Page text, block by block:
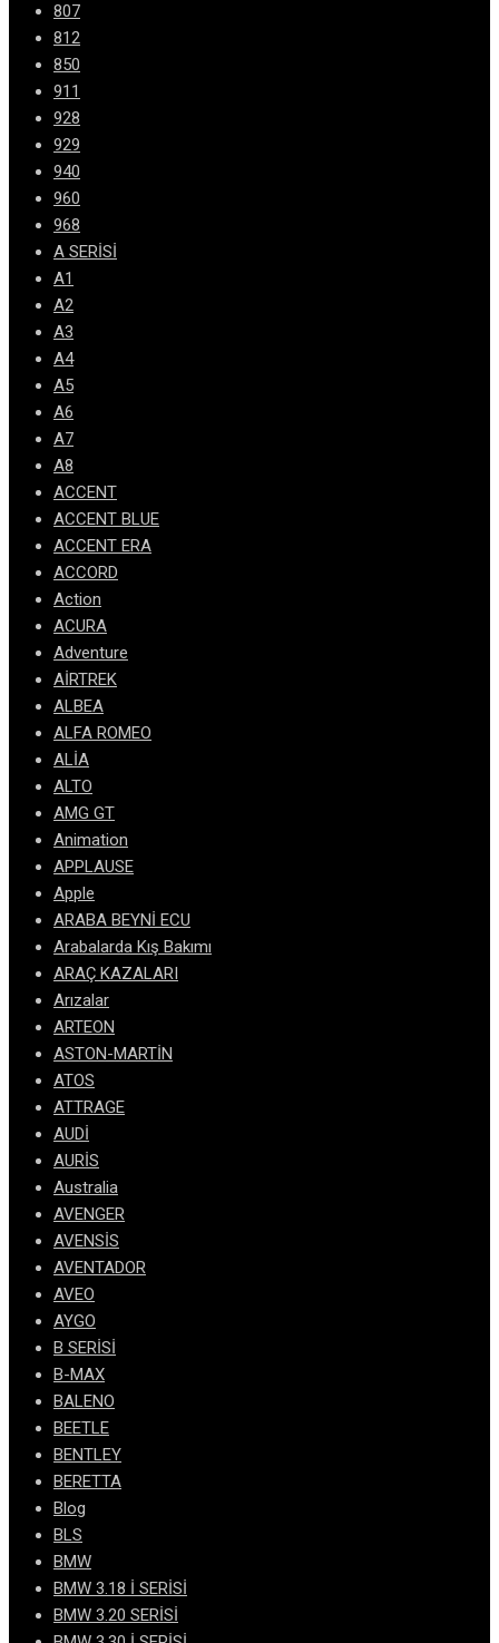
807
812
850
911
928
929
940
960
968
A SERİSİ
A1
A2
A3
A4
A5
A6
A7
A8
ACCENT
ACCENT BLUE
ACCENT ERA
ACCORD
Action
ACURA
Adventure
AİRTREK
ALBEA
ALFA ROMEO
ALİA
ALTO
AMG GT
Animation
APPLAUSE
Apple
ARABA BEYNİ ECU
Arabalarda Kış Bakımı
ARAÇ KAZALARI
Arızalar
ARTEON
ASTON-MARTİN
ATOS
ATTRAGE
AUDİ
AURİS
Australia
AVENGER
AVENSİS
AVENTADOR
AVEO
AYGO
B SERİSİ
B-MAX
BALENO
BEETLE
BENTLEY
BERETTA
Blog
BLS
BMW
BMW 3.18 İ SERİSİ
BMW 3.20 SERİSİ